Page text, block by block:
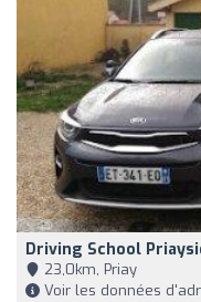
Driving School
23,0km, Priay
Voir les données